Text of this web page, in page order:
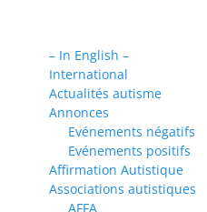
– In English –
International
Actualités autisme
Annonces
Evénements négatifs
Evénements positifs
Affirmation Autistique
Associations autistiques
AFFA